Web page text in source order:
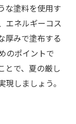
な塗料を使用す
エネルギーコス
厚みで塗布する
のポイントで
とで、夏の厳し
しましょう。